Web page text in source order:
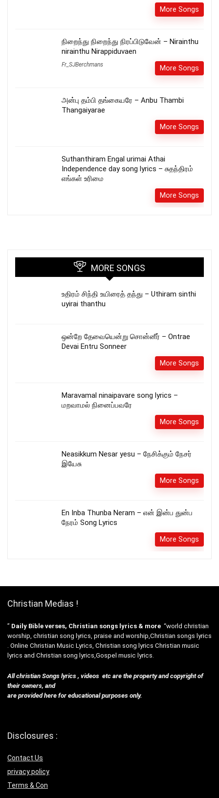
More Songs
நிறைந்து நிறைந்து நிரப்பிடுவேன் – Nirainthu
nirainthu Nirappiduvaen
Fr_SJBerchmans More Songs
அன்பு தம்பி தங்கையரே – Anbu Thambi
Thangaiyarae
More Songs
Suthanthiram Engal urimai Athai
Independence day song lyrics – சுதந்திரம்
எங்கள் உரிமை
More Songs
MORE SONGS
உதிரம் சிந்தி உயிரைத் தந்து – Uthiram sinthi
uyirai thanthu
ஒன்றே தேவையென்று சொன்னீர் – Ontrae
Devai Entru Sonneer
More Songs
Maravamal ninaipavare song lyrics –
மறவாமல் நினைப்பவரே
More Songs
Neasikkum Nesar yesu – நேசிக்கும் நேசர்
இயேசு
More Songs
En Inba Thunba Neram – என் இன்ப துன்ப
நேரம் Song Lyrics
More Songs
Christian Medias !
” Daily Bible verses, Christian songs lyrics & more “world christian
worship, christian song lyrics, praise and worship,Christian songs lyrics
. Online Christian Music Lyrics, Christian song lyrics Christian music
lyrics and Christian song lyrics,Gospel music lyrics.
All christian Songs lyrics , videos etc are the property and copyright of
their owners, and
are provided here for educational purposes only.
Disclosures :
Contact Us
privacy policy
Terms & Con